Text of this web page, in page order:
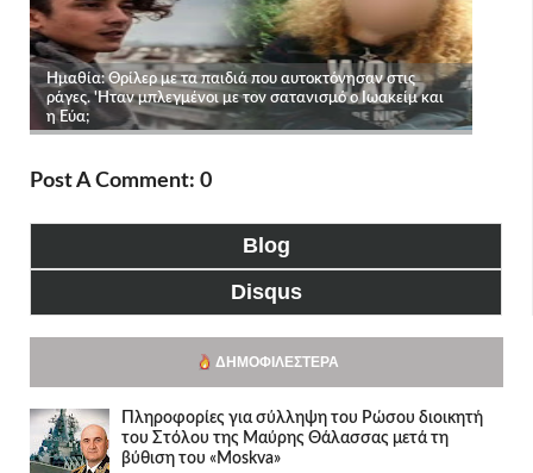
Post A Comment: 0
Blog
Disqus
ΔΗΜΟΦΙΛΈΣΤΕΡΑ
Πληροφορίες για σύλληψη του Ρώσου διοικητή
του Στόλου της Mαύρης Θάλασσας μετά τη
βύθιση του «Moskva»